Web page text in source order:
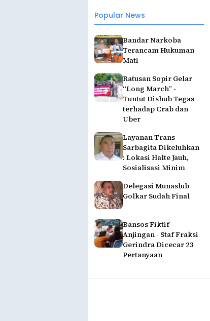
Popular News
Bandar Narkoba
Terancam Hukuman
Mati
Ratusan Sopir Gelar
“Long March” -
Tuntut Dishub Tegas
terhadap Crab dan
Uber
Layanan Trans
Sarbagita Dikeluhkan
: Lokasi Halte Jauh,
Sosialisasi Minim
Delegasi Munaslub
Golkar Sudah Final
Bansos Fiktif
Anjingan - Staf Fraksi
Gerindra Dicecar 23
Pertanyaan